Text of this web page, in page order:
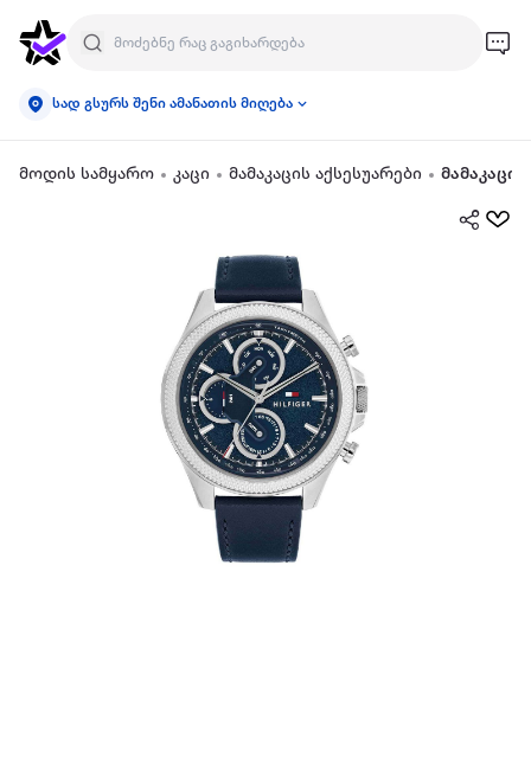
სად გსურს შენი ამანათის მიღება
მოდის სამყარო კაცი მამაკაცის აქსესუარები